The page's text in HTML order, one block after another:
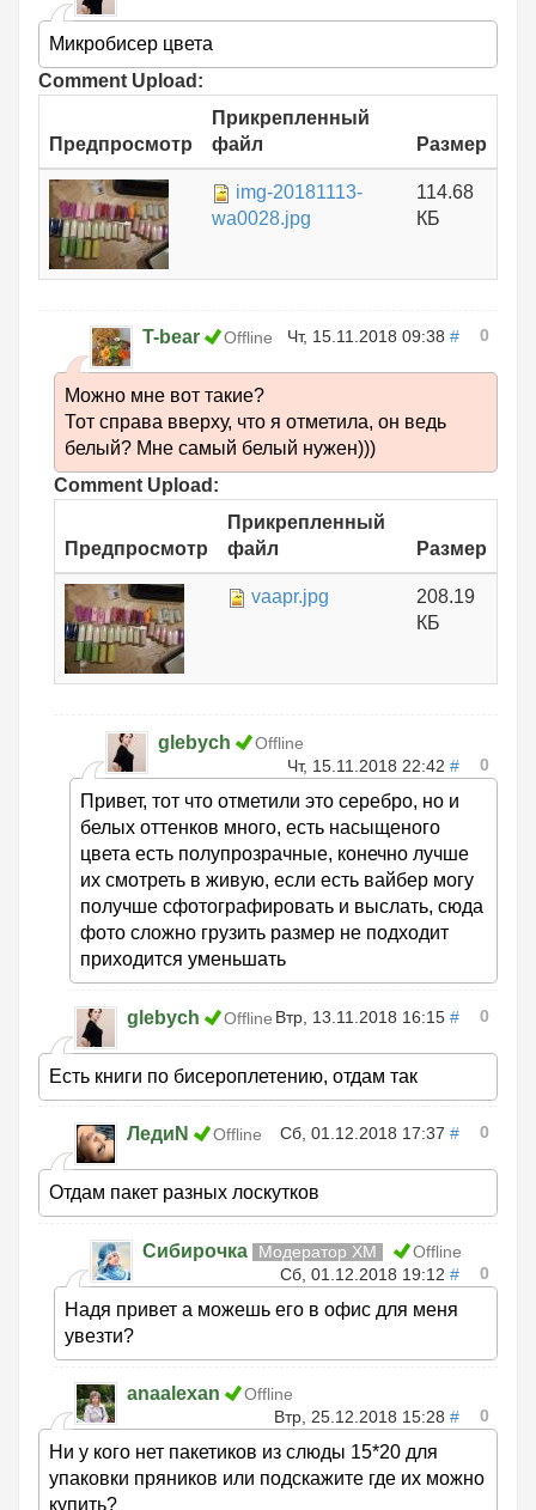
Микробисер цвета
Comment Upload:
Предпросмотр
Прикрепленный
файл
Размер
img-20181113-
wa0028.jpg
114.68
КБ
T-bear Offline Чт, 15.11.2018 09:38 # 0
Можно мне вот такие?
Тот справа вверху, что я отметила, он ведь
белый? Мне самый белый нужен)))
Comment Upload:
Предпросмотр
Прикрепленный
файл
Размер
vaapr.jpg
208.19
КБ
glebych
Offline
Чт, 15.11.2018 22:42 # 0
Привет, тот что отметили это серебро, но и
белых оттенков много, есть насыщеного
цвета есть полупрозрачные, конечно лучше
их смотреть в живую, если есть вайбер могу
получше сфотографировать и выслать, сюда
фото сложно грузить размер не подходит
приходится уменьшать
glebych Offline Втр, 13.11.2018 16:15 # 0
Есть книги по бисероплетению, отдам так
ЛедиN Offline Сб, 01.12.2018 17:37 # 0
Отдам пакет разных лоскутков
Сибирочка Модератор ХМ
Offline
Сб, 01.12.2018 19:12 # 0
Надя привет а можешь его в офис для меня
увезти?
anaalexan
Offline
Втр, 25.12.2018 15:28 # 0
Ни у кого нет пакетиков из слюды 15*20 для
упаковки пряников или подскажите где их можно
купить?